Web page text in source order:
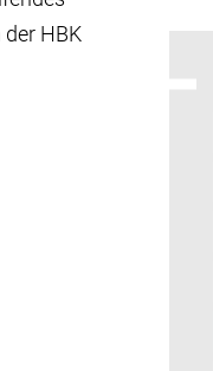
HBK